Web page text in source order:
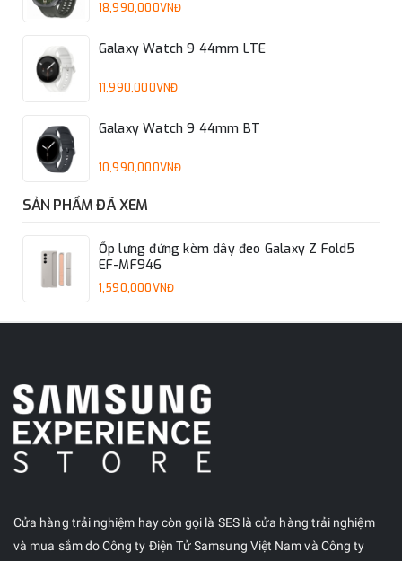
18,990,000VNĐ
Galaxy Watch 9 44mm LTE
11,990,000VNĐ
Galaxy Watch 9 44mm BT
10,990,000VNĐ
SẢN PHẨM ĐÃ XEM
Ốp lưng đứng kèm dây đeo Galaxy Z Fold5
EF-MF946
1,590,000VNĐ
Cửa hàng trải nghiệm hay còn gọi là SES là cửa hàng trải nghiệm
và mua sắm do Công ty Điện Tử Samsung Việt Nam và Công ty